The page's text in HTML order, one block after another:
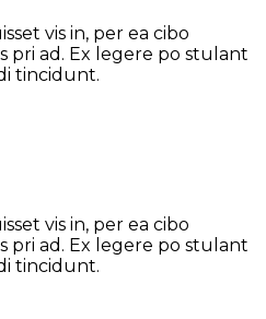
vis in, per ea cibo
pri ad. Ex legere po stulant
tincidunt.
vis in, per ea cibo
pri ad. Ex legere po stulant
tincidunt.